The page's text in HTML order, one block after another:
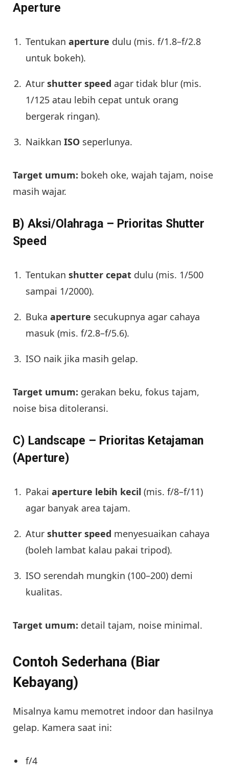
Aperture
Tentukan aperture dulu (mis. f/1.8–f/2.8
untuk bokeh).
Atur shutter speed agar tidak blur (mis.
1/125 atau lebih cepat untuk orang
bergerak ringan).
Naikkan ISO seperlunya.
Target umum: bokeh oke, wajah tajam, noise
masih wajar.
B) Aksi/Olahraga – Prioritas Shutter
Speed
Tentukan shutter cepat dulu (mis. 1/500
sampai 1/2000).
Buka aperture secukupnya agar cahaya
masuk (mis. f/2.8–f/5.6).
ISO naik jika masih gelap.
Target umum: gerakan beku, fokus tajam,
noise bisa ditoleransi.
C) Landscape – Prioritas Ketajaman
(Aperture)
Pakai aperture lebih kecil (mis. f/8–f/11)
agar banyak area tajam.
Atur shutter speed menyesuaikan cahaya
(boleh lambat kalau pakai tripod).
ISO serendah mungkin (100–200) demi
kualitas.
Target umum: detail tajam, noise minimal.
Contoh Sederhana (Biar
Kebayang)
Misalnya kamu memotret indoor dan hasilnya
gelap. Kamera saat ini:
f/4